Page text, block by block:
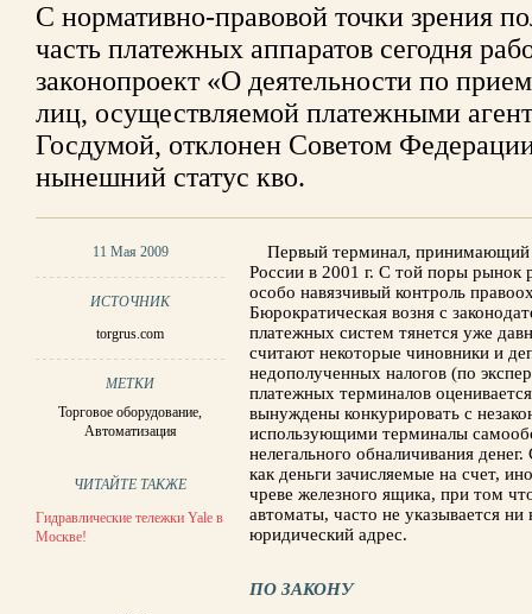
С нормативно-правовой точки зрения
часть платежных аппаратов сегодня
законопроект «О деятельности по
лиц, осуществляемой платежными
Госдумой, отклонен Советом
нынешний статус кво.
11 Мая 2009
ИСТОЧНИК
torgrus.com
МЕТКИ
Торговое оборудование,
Автоматизация
ЧИТАЙТЕ ТАКЖЕ
Гидравлические тележки Yale в
Москве!
Первый терминал, принимающий
России в 2001 г. С той поры рынок
особо навязчивый контроль
Бюрократическая возня с
платежных систем тянется уже
считают некоторые чиновники и
недополученных налогов (по
платежных терминалов
вынуждены конкурировать с
использующими терминалы
нелегального обналичивания
как деньги зачисляемые на счет,
чреве железного ящика, при том
автоматы, часто не указывается ни
юридический адрес.
ПО ЗАКОНУ